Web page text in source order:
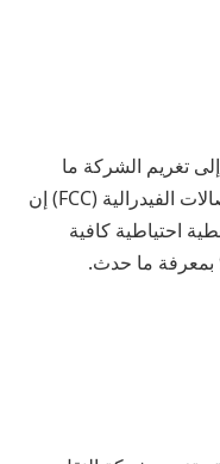
أدى انقطاع AT&T 911 في عام 2023 إلى تغريم الشركة ما
يقرب من مليون دولار. تقول لجنة الاتصالات الفيدرالية (FCC) إن
احتياطية كافية